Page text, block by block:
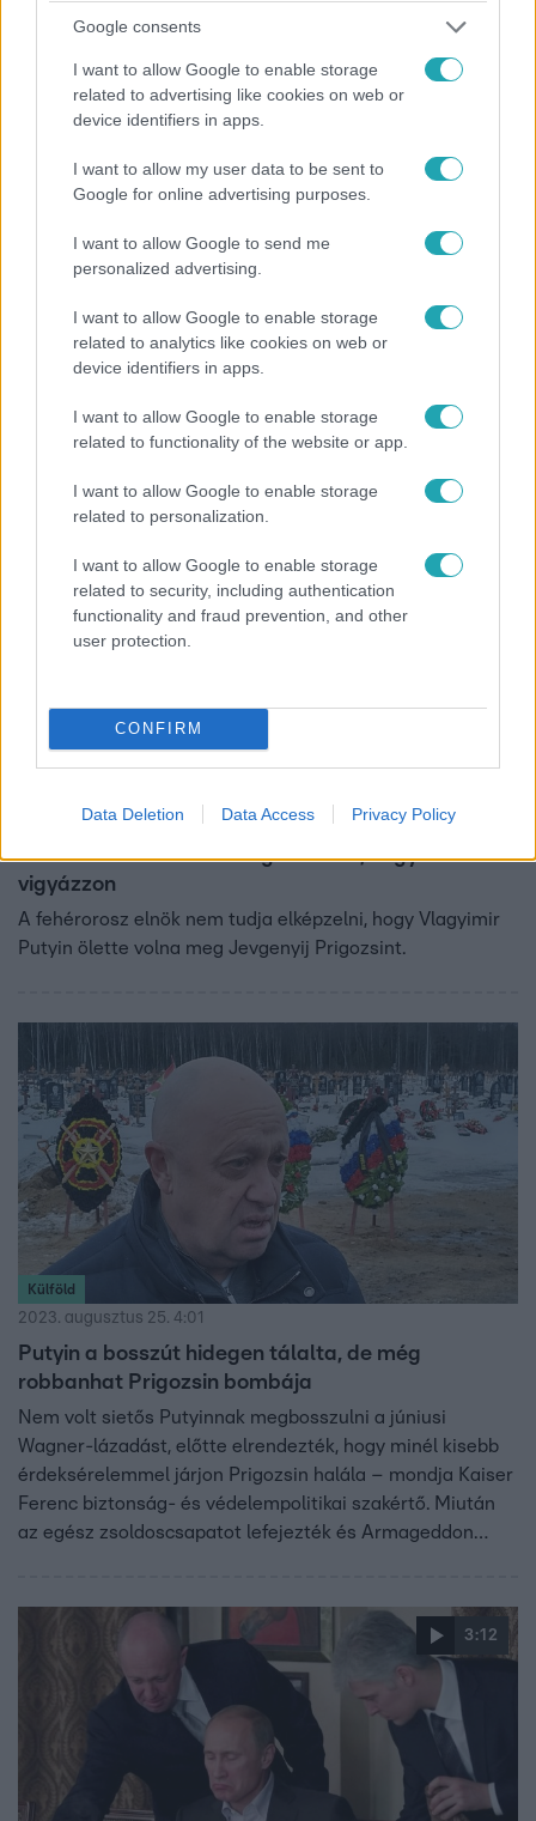
Google consents
I want to allow Google to enable storage
related to advertising like cookies on web or
device identifiers in apps.
I want to allow my user data to be sent to
Google for online advertising purposes.
I want to allow Google to send me
personalized advertising.
I want to allow Google to enable storage
related to analytics like cookies on web or
device identifiers in apps.
I want to allow Google to enable storage
related to functionality of the website or app.
I want to allow Google to enable storage
related to personalization.
I want to allow Google to enable storage
related to security, including authentication
functionality and fraud prevention, and other
user protection.
CONFIRM
Data Deletion Data Access Privacy Policy
állam működését, de túlgondolta a szerepét. Hogy ki is
Miklós történész beszélt a Reggeliben.
Putyin írásos hűségesküre kötelezte a Wagner-
Az esküt tevők ígéretet tesznek arra, hogy ezentúl a
2023. augusztus 25. 18:02
Lukasenka: Mondtam Prigozsinnak, hogy
vigyázzon
A fehérorosz elnök nem tudja elképzelni, hogy Vlagyimir
Putyin ölette volna meg Jevgenyij Prigozsint.
Külföld
2023. augusztus 25. 4:01
Putyin a bosszút hidegen tálalta, de még
robbanhat Prigozsin bombája
Nem volt sietős Putyinnak megbosszulni a júniusi
Wagner-lázadást, előtte elrendezték, hogy minél kisebb
érdeksérelemmel járjon Prigozsin halála – mondja Kaiser
Ferenc biztonság- és védelempolitikai szakértő. Miután
az egész zsoldoscsapatot lefejezték és Armageddon
3:12